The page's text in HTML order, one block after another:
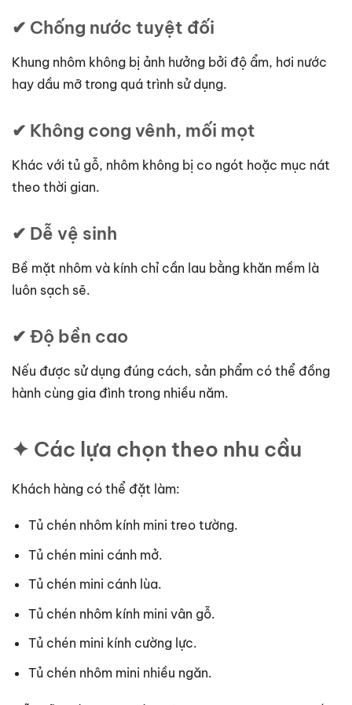
✔ Chống nước tuyệt đối
Khung nhôm không bị ảnh hưởng bởi độ ẩm, hơi nước
hay dầu mỡ trong quá trình sử dụng.
✔ Không cong vênh, mối mọt
Khác với tủ gỗ, nhôm không bị co ngót hoặc mục nát
theo thời gian.
✔ Dễ vệ sinh
Bề mặt nhôm và kính chỉ cần lau bằng khăn mềm là
luôn sạch sẽ.
✔ Độ bền cao
Nếu được sử dụng đúng cách, sản phẩm có thể đồng
hành cùng gia đình trong nhiều năm.
✦ Các lựa chọn theo nhu cầu
Khách hàng có thể đặt làm:
Tủ chén nhôm kính mini treo tường.
Tủ chén mini cánh mở.
Tủ chén mini cánh lùa.
Tủ chén nhôm kính mini vân gỗ.
Tủ chén mini kính cường lực.
Tủ chén nhôm mini nhiều ngăn.